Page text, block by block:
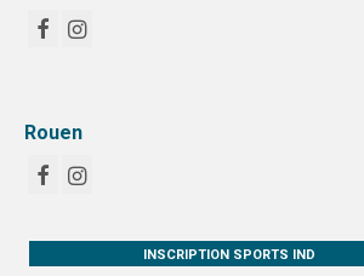
Rouen
INSCRIPTION SPORTS IND